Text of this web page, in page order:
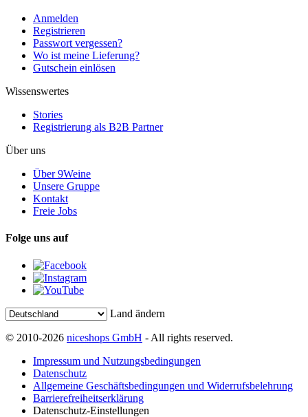
Anmelden
Registrieren
Passwort vergessen?
Wo ist meine Lieferung?
Gutschein einlösen
Wissenswertes
Stories
Registrierung als B2B Partner
Über uns
Über 9Weine
Unsere Gruppe
Kontakt
Freie Jobs
Folge uns auf
Land ändern
© 2010-2026 niceshops GmbH - All rights reserved.
Impressum und Nutzungsbedingungen
Datenschutz
Allgemeine Geschäftsbedingungen und Widerrufsbelehrung
Barrierefreiheitserklärung
Datenschutz-Einstellungen